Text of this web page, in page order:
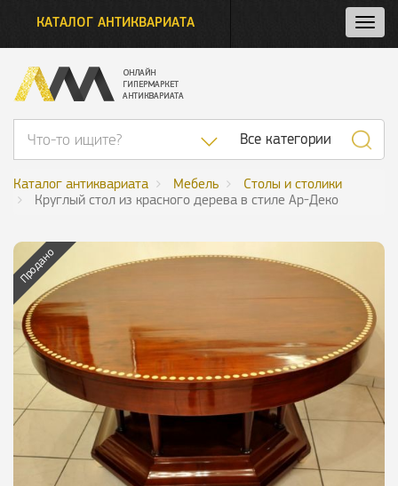
и
КАТАЛОГ АНТИКВАРИАТА
Список
Все категории
Каталог антиквариата Мебель
Столы и столики
Круглый стол из красного дерева в стиле Ар-Деко
Продано